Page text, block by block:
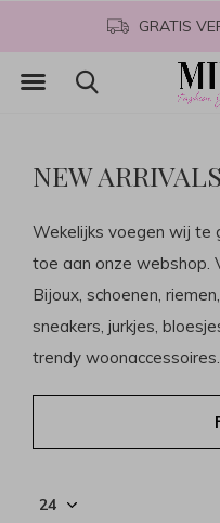
Niet
NEW
Wekelijks voegen wij te
toe aan onze webshop.
Bijoux, schoenen,
sneakers, jurkjes,
trendy woonaccessoires.